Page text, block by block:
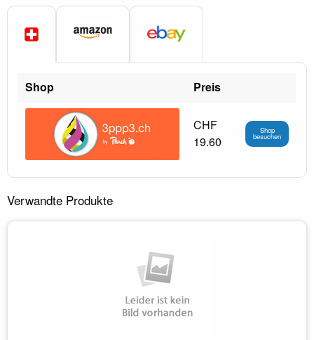
Shop Preis
CHF
19.60
Shop
besuchen
Verwandte Produkte